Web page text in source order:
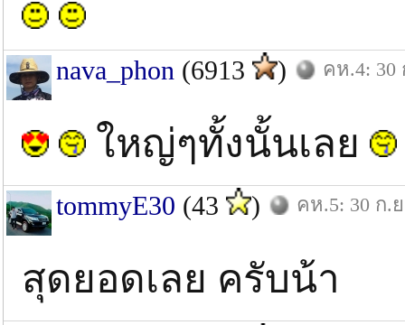
nava_phon (6913 ) คห.4: 30
ใหญ่ๆทั้งนั้นเลย
tommyE30 (43 ) คห.5: 30 ก.
สุดยอดเลย ครับน้า